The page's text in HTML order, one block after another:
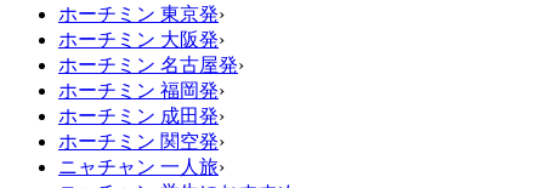
ホーチミン 東京発›
ホーチミン 大阪発›
ホーチミン 名古屋発›
ホーチミン 福岡発›
ホーチミン 成田発›
ホーチミン 関空発›
ニャチャン 一人旅›